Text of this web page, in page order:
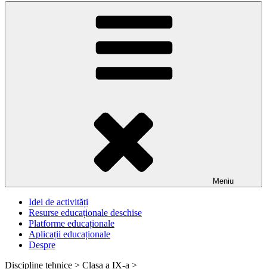
Meniu
Idei de activități
Resurse educaționale deschise
Platforme educaționale
Aplicații educaționale
Despre
Discipline tehnice > Clasa a IX-a >